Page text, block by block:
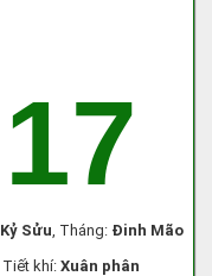
17
Kỷ Sửu, Tháng: Đinh Mão
Tiết khí: Xuân phân